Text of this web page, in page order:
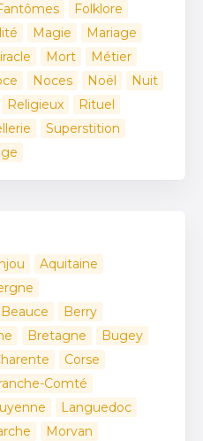
Folklore
Magie
Mariage
Mort
Métier
Noces Noël
Nuit
Religieux
Rituel
Superstition
Aquitaine
Beauce
Berry
Bretagne
Bugey
Corse
Comté
Languedoc
Morvan